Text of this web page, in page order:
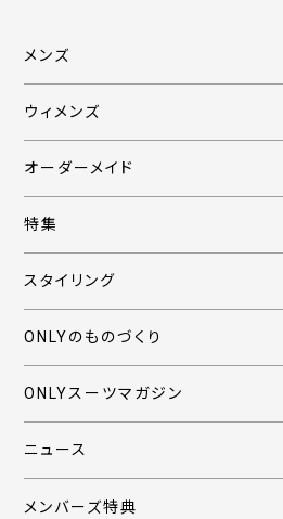
メンズ
ウィメンズ
オーダーメイド
特集
スタイリング
ONLYのものづくり
ONLYスーツマガジン
ニュース
メンバーズ特典